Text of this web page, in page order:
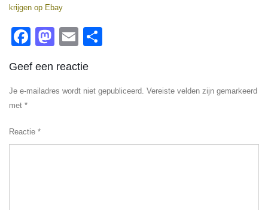
krijgen op Ebay
Facebook
Mastodon
Email
Geef een reactie
Je e-mailadres wordt niet gepubliceerd. Vereiste velden zijn gemarkeerd
met *
Reactie *